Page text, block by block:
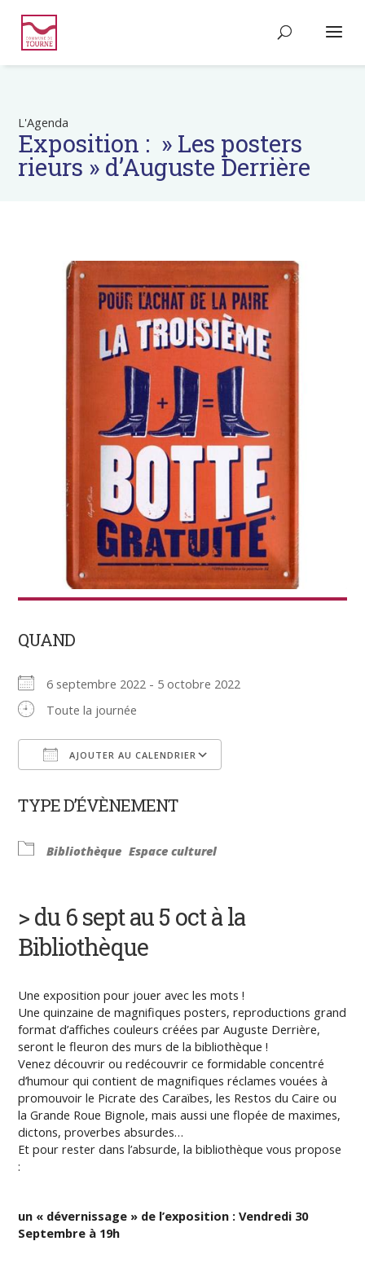
L'Agenda
Exposition : » Les posters
rieurs » d’Auguste Derrière
QUAND
6 septembre 2022 - 5 octobre 2022
Toute la journée
AJOUTER AU CALENDRIER
TYPE D’ÉVÈNEMENT
Bibliothèque Espace culturel
> du 6 sept au 5 oct à la
Bibliothèque
Une exposition pour jouer avec les mots !
Une quinzaine de magnifiques posters, reproductions grand
format d’affiches couleurs créées par Auguste Derrière,
seront le fleuron des murs de la bibliothèque !
Venez découvrir ou redécouvrir ce formidable concentré
d’humour qui contient de magnifiques réclames vouées à
promouvoir le Picrate des Caraïbes, les Restos du Caire ou
la Grande Roue Bignole, mais aussi une flopée de maximes,
dictons, proverbes absurdes…
Et pour rester dans l’absurde, la bibliothèque vous propose
:
un « dévernissage » de l’exposition : Vendredi 30
Septembre à 19h